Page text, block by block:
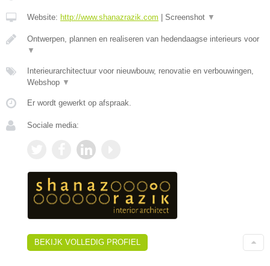
Website: http://www.shanazrazik.com Screenshot ▼
Ontwerpen, plannen en realiseren van hedendaagse interieurs voor
▼
Interieurarchitectuur voor nieuwbouw, renovatie en verbouwingen,
Webshop ▼
Er wordt gewerkt op afspraak.
Sociale media:
BEKIJK VOLLEDIG PROFIEL